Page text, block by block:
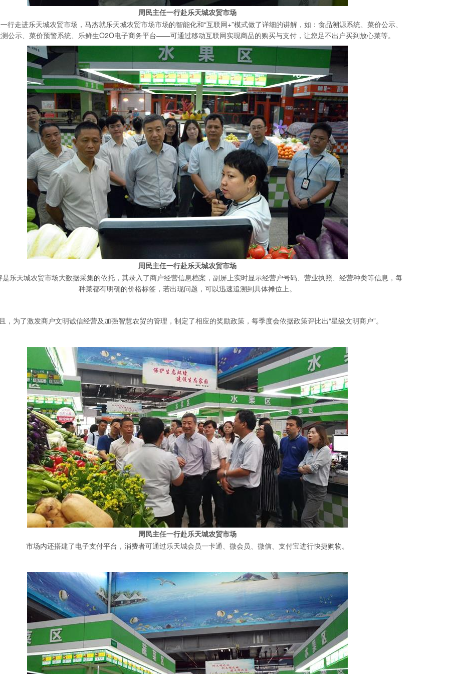
周民主任一行赴乐天城农贸市场
行走进乐天城农贸市场，马杰就乐天城农贸市场市场的智能化和“互联网+”模式做了详细的讲解，如：食品溯源系统、菜价公示、
公示、菜价预警系统、乐鲜生O2O电子商务平台——可通过移动互联网实现商品的购买与支付，让您足不出户买到放心菜等。
周民主任一行赴乐天城农贸市场
是乐天城农贸市场大数据采集的依托，其录入了商户经营信息档案，副屏上实时显示经营户号码、营业执照、经营种类等信息，每
种菜都有明确的价格标签，若出现问题，可以迅速追溯到具体摊位上。
，为了激发商户文明诚信经营及加强智慧农贸的管理，制定了相应的奖励政策，每季度会依据政策评比出“星级文明商户”。
周民主任一行赴乐天城农贸市场
市场内还搭建了电子支付平台，消费者可通过乐天城会员一卡通、微会员、微信、支付宝进行快捷购物。